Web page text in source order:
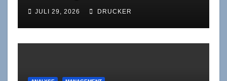
organisationstheoretisch
bedeutet
JULI 29, 2026 DRUCKER